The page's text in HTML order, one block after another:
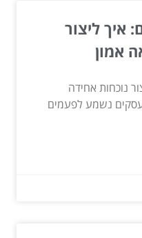
איך ליצור
אמון
נוכחות אחידה
נשמע לפעמים